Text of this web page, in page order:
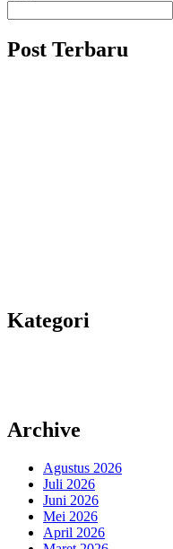
Post Terbaru
Kategori
Archive
Agustus 2026
Juli 2026
Juni 2026
Mei 2026
April 2026